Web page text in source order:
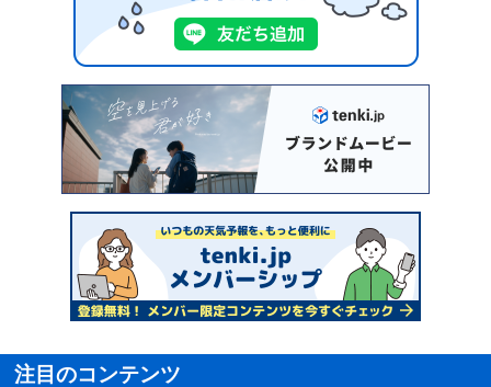
注目のコンテンツ